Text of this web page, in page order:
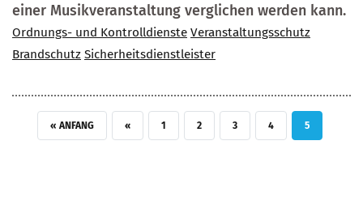
einer Musikveranstaltung verglichen werden kann.
Ordnungs- und Kontrolldienste Veranstaltungsschutz
Brandschutz Sicherheitsdienstleister
ERSTE SEITE
« ANFANG VORHERIGE SEITE
‹‹ SEITE
1 SEITE
2 SEITE
3 SEITE
4 AKTUELLE
5